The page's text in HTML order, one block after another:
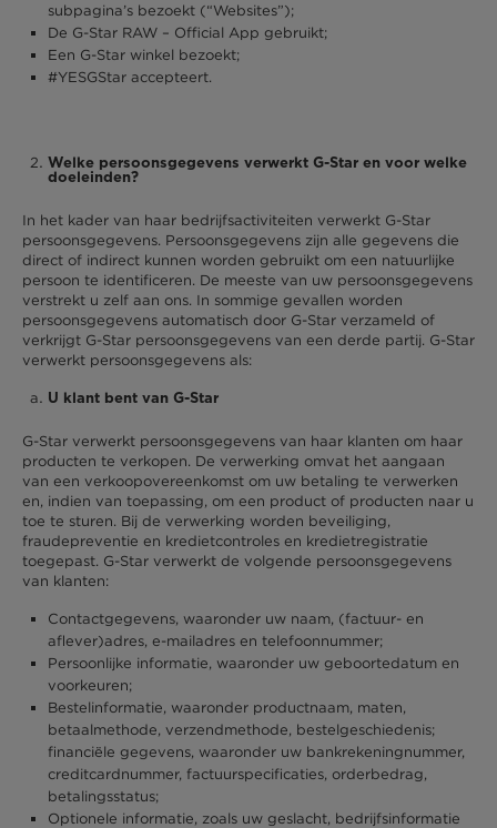
subpagina’s bezoekt (“Websites”);
De G-Star RAW – Official App gebruikt;
Een G-Star winkel bezoekt;
#YESGStar accepteert.
Welke persoonsgegevens verwerkt G-Star en voor welke
doeleinden?
In het kader van haar bedrijfsactiviteiten verwerkt G-Star
persoonsgegevens. Persoonsgegevens zijn alle gegevens die
direct of indirect kunnen worden gebruikt om een natuurlijke
persoon te identificeren. De meeste van uw persoonsgegevens
verstrekt u zelf aan ons. In sommige gevallen worden
persoonsgegevens automatisch door G-Star verzameld of
verkrijgt G-Star persoonsgegevens van een derde partij. G-Star
verwerkt persoonsgegevens als:
U klant bent van G-Star
G-Star verwerkt persoonsgegevens van haar klanten om haar
producten te verkopen. De verwerking omvat het aangaan
van een verkoopovereenkomst om uw betaling te verwerken
en, indien van toepassing, om een product of producten naar u
toe te sturen. Bij de verwerking worden beveiliging,
fraudepreventie en kredietcontroles en kredietregistratie
toegepast. G-Star verwerkt de volgende persoonsgegevens
van klanten:
Contactgegevens, waaronder uw naam, (factuur- en
aflever)adres, e-mailadres en telefoonnummer;
Persoonlijke informatie, waaronder uw geboortedatum en
voorkeuren;
Bestelinformatie, waaronder productnaam, maten,
betaalmethode, verzendmethode, bestelgeschiedenis;
financiële gegevens, waaronder uw bankrekeningnummer,
creditcardnummer, factuurspecificaties, orderbedrag,
betalingsstatus;
Optionele informatie, zoals uw geslacht, bedrijfsinformatie